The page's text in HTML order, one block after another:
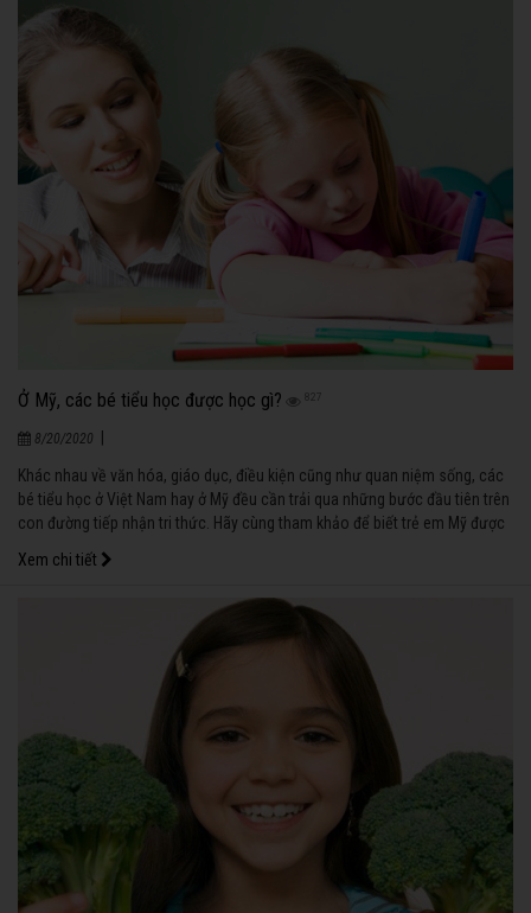
Ở Mỹ, các bé tiểu học được học gì? 827
8/20/2020
Khác nhau về văn hóa, giáo dục, điều kiện cũng như quan niệm sống, các
bé tiểu học ở Việt Nam hay ở Mỹ đều cần trải qua những bước đầu tiên trên
con đường tiếp nhận tri thức. Hãy cùng tham khảo để biết trẻ em Mỹ được
Xem chi tiết